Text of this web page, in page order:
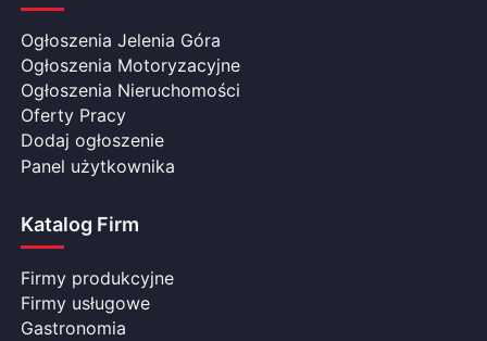
Ogłoszenia Jelenia Góra
Ogłoszenia Motoryzacyjne
Ogłoszenia Nieruchomości
Oferty Pracy
Dodaj ogłoszenie
Panel użytkownika
Katalog Firm
Firmy produkcyjne
Firmy usługowe
Gastronomia